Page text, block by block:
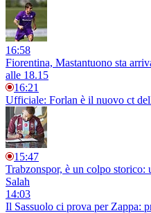
16:58
Fiorentina, Mastantuono sta
alle 18.15
16:21
Ufficiale: Forlan è il nuovo ct
15:47
Trabzonspor, è un colpo
Salah
14:03
Il Sassuolo ci prova per Zappa: